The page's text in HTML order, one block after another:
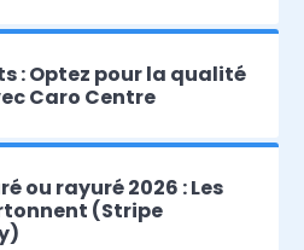
: Optez pour la qualité
Caro Centre
ou rayuré 2026 : Les
(Stripe